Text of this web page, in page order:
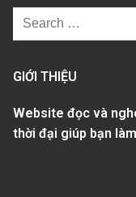
GIỚI THIỆU
Website đọc và
thời đại giúp bạn